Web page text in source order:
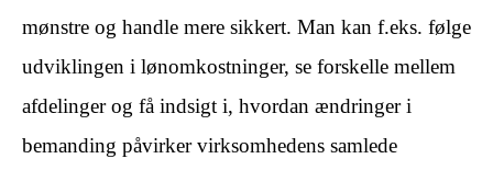
mønstre og handle mere sikkert. Man kan f.eks. følge
udviklingen i lønomkostninger, se forskelle mellem
afdelinger og få indsigt i, hvordan ændringer i
bemanding påvirker virksomhedens samlede